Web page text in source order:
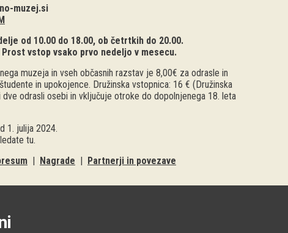
muzej.si
od 10.00 do 18.00, ob četrtkih do 20.00.
vstop vsako prvo nedeljo v mesecu.
muzeja in vseh občasnih razstav je 8,00€ za odrasle in
in upokojence. Družinska vstopnica: 16 € (Družinska
odrasli osebi in vključuje otroke do dopolnjenega 18. leta
1. julija 2024.
tu.
| Nagrade | Partnerji in povezave